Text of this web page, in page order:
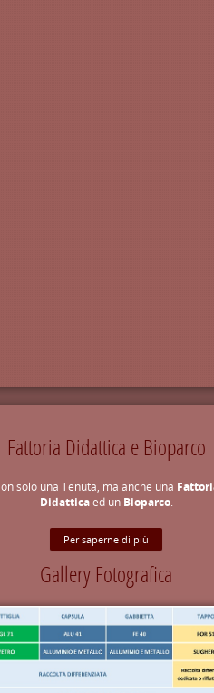
Fattoria Didattica e Bioparco
solo una Tenuta, ma anche una
Didatticaed un Bioparco.
Per saperne di più
Gallery Fotografica